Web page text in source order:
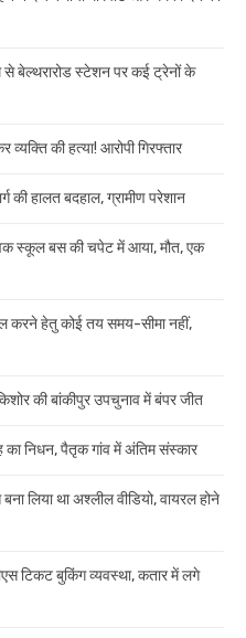
बेल्थरारोड स्टेशन पर कई ट्रेनों के
की हत्या! आरोपी गिरफ्तार
की हालत बदहाल, ग्रामीण परेशान
स्कूल बस की चपेट में आया, मौत, एक
करने हेतु कोई तय समय-सीमा नहीं,
की बांकीपुर उपचुनाव में बंपर जीत
का निधन, पैतृक गांव में अंतिम संस्कार
लिया था अश्लील वीडियो, वायरल होने
टिकट बुकिंग व्यवस्था, कतार में लगे